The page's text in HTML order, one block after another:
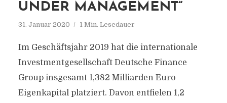
UNDER MANAGEMENT“
31. Januar 2020 1 Min. Lesedauer
Im Geschäftsjahr 2019 hat die internationale
Investmentgesellschaft Deutsche Finance
Group insgesamt 1,382 Milliarden Euro
Eigenkapital platziert. Davon entfielen 1,2